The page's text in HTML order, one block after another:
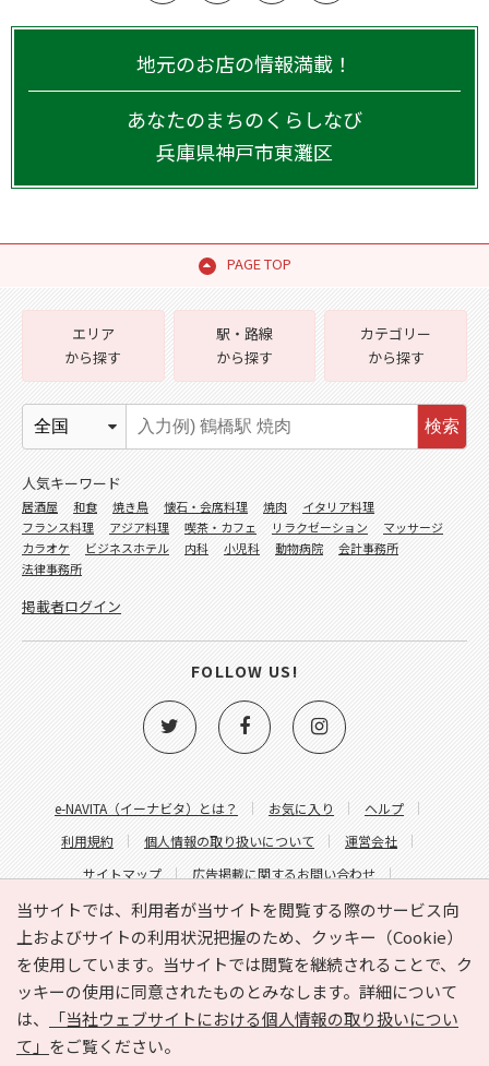
地元のお店の情報満載！
あなたのまちのくらしなび
兵庫県神戸市東灘区
PAGE TOP
当サイトでは、利用者が当サイトを閲覧する際のサービス向
上およびサイトの利用状況把握のため、クッキー（Cookie）
を使用しています。当サイトでは閲覧を継続されることで、ク
ッキーの使用に同意されたものとみなします。詳細について
は、
「当社ウェブサイトにおける個人情報の取り扱いについ
て」 をご覧ください。
e-NAVITA（イーナビタ）とは？ お気に入り
ヘルプ
利用規約
個人情報の取り扱いについて
運営会社
サイトマップ
広告掲載に関するお問い合わせ
サイトの内容に関するお問い合わせ
エリア
から探す
駅・路線
から探す
カテゴリー
から探す
検索
人気キーワード
居酒屋 和食 焼き鳥 懐石・会席料理 焼肉
イタリア料理
フランス料理
アジア料理 喫茶・カフェ リラクゼーション
マッサージ
カラオケ
ビジネスホテル 内科 小児科 動物病院
会計事務所
法律事務所
掲載者ログイン
FOLLOW US!
Copyright © HYOJITO.Co.,Ltd. All Rights Reserved.